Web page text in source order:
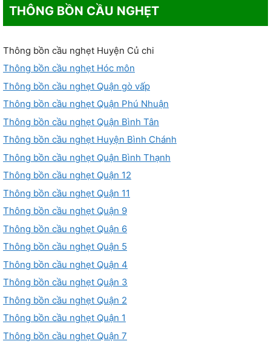
THÔNG BỒN CẦU NGHẸT
Thông bồn cầu nghẹt Huyện Củ chi
Thông bồn cầu nghẹt Hóc môn
Thông bồn cầu nghẹt Quận gò vấp
Thông bồn cầu nghẹt Quận Phú Nhuận
Thông bồn cầu nghẹt Quận Bình Tân
Thông bồn cầu nghẹt Huyện Bình Chánh
Thông bồn cầu nghẹt Quận Bình Thạnh
Thông bồn cầu nghẹt Quận 12
Thông bồn cầu nghẹt Quận 11
Thông bồn cầu nghẹt Quận 9
Thông bồn cầu nghẹt Quận 6
Thông bồn cầu nghẹt Quận 5
Thông bồn cầu nghẹt Quận 4
Thông bồn cầu nghẹt Quận 3
Thông bồn cầu nghẹt Quận 2
Thông bồn cầu nghẹt Quận 1
Thông bồn cầu nghẹt Quận 7